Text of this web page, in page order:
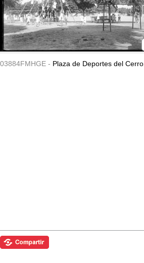
03884FMHGE - Plaza de Deportes del Cerro.